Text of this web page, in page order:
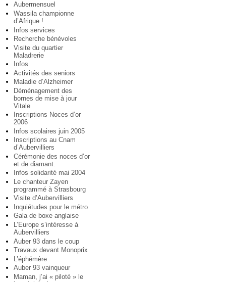
Aubermensuel
Wassila championne
d’Afrique !
Infos services
Recherche bénévoles
Visite du quartier
Maladrerie
Infos
Activités des seniors
Maladie d’Alzheimer
Déménagement des
bornes de mise à jour
Vitale
Inscriptions Noces d’or
2006
Infos scolaires juin 2005
Inscriptions au Cnam
d’Aubervilliers
Cérémonie des noces d’or
et de diamant.
Infos solidarité mai 2004
Le chanteur Zayen
programmé à Strasbourg
Visite d’Aubervilliers
Inquiétudes pour le métro
Gala de boxe anglaise
L’Europe s’intéresse à
Aubervilliers
Auber 93 dans le coup
Travaux devant Monoprix
L’éphémère
Auber 93 vainqueur
Maman, j’ai « piloté » le